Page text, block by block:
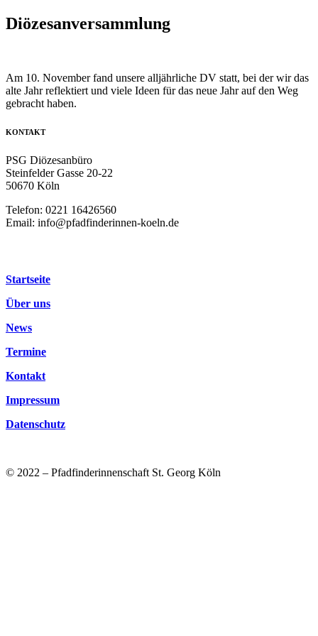
Diözesanversammlung
Am 10. November fand unsere alljährliche DV statt, bei der wir das
alte Jahr reflektiert und viele Ideen für das neue Jahr auf den Weg
gebracht haben.
KONTAKT
PSG Diözesanbüro
Steinfelder Gasse 20-22
50670 Köln
Telefon: 0221 16426560
Email: info@pfadfinderinnen-koeln.de
Startseite
Über uns
News
Termine
Kontakt
Impressum
Datenschutz
© 2022 – Pfadfinderinnenschaft St. Georg Köln